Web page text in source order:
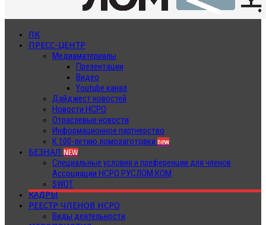
ЛК
ПРЕСС-ЦЕНТР
Медиаматериалы
Презентации
Видео
Youtube канал
Дайджест новостей
Новости НСРО
Отраслевые новости
Информационное партнерство
К 100-летию ломозаготовки new
БЕЗНАЛ NEW
Специальные условия и преференции для членов
Ассоциации НСРО РУСЛОМ.КОМ
SWOT
КАДРЫ
РЕЕСТР ЧЛЕНОВ НСРО
Виды деятельности